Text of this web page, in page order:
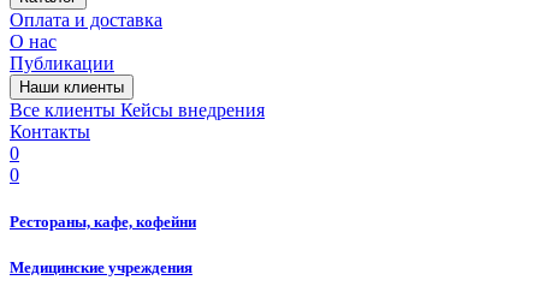
Оплата и доставка
О нас
Публикации
Наши клиенты
Все клиенты Кейсы внедрения
Контакты
0
0
Рестораны, кафе, кофейни
Медицинские учреждения